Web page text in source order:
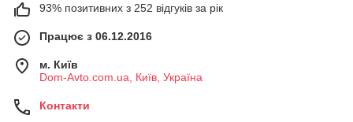
93% позитивних з 252 відгуків за рік
Працює з 06.12.2016
м. Київ
Dom-Avto.com.ua, Київ, Україна
Контакти